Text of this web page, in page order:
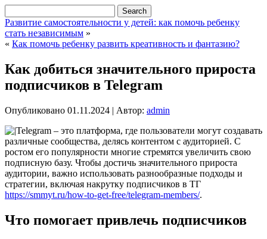
Развитие самостоятельности у детей: как помочь ребенку
стать независимым »
« Как помочь ребенку развить креативность и фантазию?
Как добиться значительного прироста
подписчиков в Telegram
Опубликовано 01.11.2024 | Автор: admin
Telegram – это платформа, где пользователи могут создавать
различные сообщества, делясь контентом с аудиторией. С
ростом его популярности многие стремятся увеличить свою
подписную базу. Чтобы достичь значительного прироста
аудитории, важно использовать разнообразные подходы и
стратегии, включая накрутку подписчиков в ТГ
https://smmyt.ru/how-to-get-free/telegram-members/.
Что помогает привлечь подписчиков